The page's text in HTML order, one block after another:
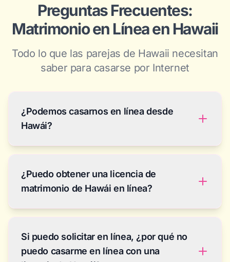
Preguntas Frecuentes:
Matrimonio en Línea en Hawaii
Todo lo que las parejas de Hawaii necesitan
saber para casarse por Internet
¿Podemos casarnos en línea desde
Hawái?
repartidos entre las islas y el continente. Solicitan
una licencia de matrimonio de Utah por Internet
Cláusula de Plena Fe y Crédito de la Constitución
de EE. UU. Tiene el mismo estatus legal que
¿Puedo obtener una licencia de
matrimonio de Hawái en línea?
eMarriage del estado (emrs.ehawaii.gov) y pagar
la tarifa de $65 con tarjeta. Pero no se te puede
Si puedo solicitar en línea, ¿por qué no
puedo casarme en línea con una